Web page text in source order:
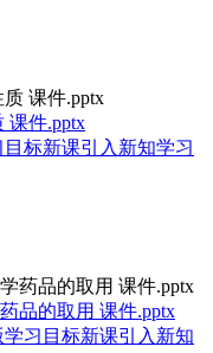
课件.pptx
标新课引入新知学习
品的取用 课件.pptx
习目标新课引入新知